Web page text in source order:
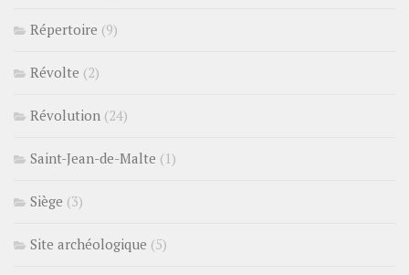
Répertoire (9)
Révolte (2)
Révolution (24)
Saint-Jean-de-Malte (1)
Siège (3)
Site archéologique (5)